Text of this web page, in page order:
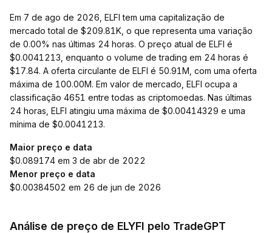
Em 7 de ago de 2026, ELFI tem uma capitalização de
mercado total de $209.81K, o que representa uma variação
de 0.00% nas últimas 24 horas. O preço atual de ELFI é
$0.0041213, enquanto o volume de trading em 24 horas é
$17.84. A oferta circulante de ELFI é 50.91M, com uma oferta
máxima de 100.00M. Em valor de mercado, ELFI ocupa a
classificação 4651 entre todas as criptomoedas. Nas últimas
24 horas, ELFI atingiu uma máxima de $0.00414329 e uma
mínima de $0.0041213.
Maior preço e data
$0.089174 em 3 de abr de 2022
Menor preço e data
$0.00384502 em 26 de jun de 2026
Análise de preço de ELYFI pelo TradeGPT